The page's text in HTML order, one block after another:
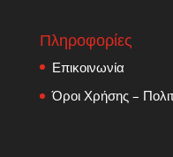
Πληροφορίες
Επικοινωνία
Όροι Χρήσης –